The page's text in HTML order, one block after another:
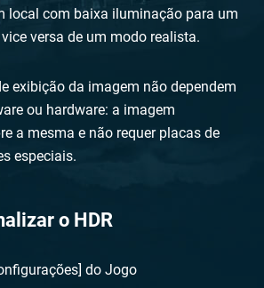
local com baixa iluminação para um
versa de um modo realista.
exibição da imagem não dependem
ou hardware: a imagem
a mesma e não requer placas de
especiais.
o HDR
do Jogo